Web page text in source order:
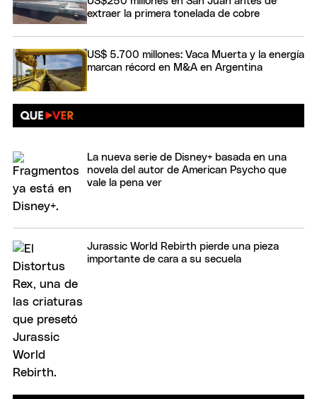
extraer la primera tonelada de cobre
US$ 5.700 millones: Vaca Muerta y la energía
marcan récord en M&A en Argentina
La nueva serie de Disney+ basada en una
novela del autor de American Psycho que
vale la pena ver
Jurassic World Rebirth pierde una pieza
importante de cara a su secuela